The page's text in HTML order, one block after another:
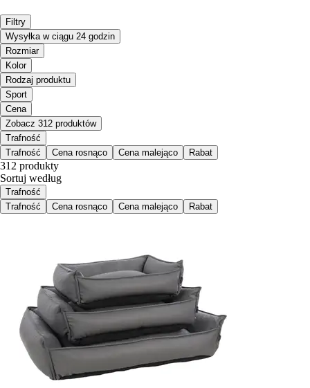
Filtry
Wysyłka w ciągu 24 godzin
Rozmiar
Kolor
Rodzaj produktu
Sport
Cena
Zobacz 312 produktów
Trafność
Trafność
Cena rosnąco Cena malejąco Rabat
312 produkty
Sortuj według
Trafność
Trafność
Cena rosnąco Cena malejąco Rabat